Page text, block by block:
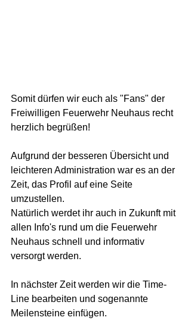
Somit dürfen wir euch als "Fans" der
Freiwilligen Feuerwehr Neuhaus recht
herzlich begrüßen!
Aufgrund der besseren Übersicht und
leichteren Administration war es an der
Zeit, das Profil auf eine Seite
umzustellen.
Natürlich werdet ihr auch in Zukunft mit
allen Info's rund um die Feuerwehr
Neuhaus schnell und informativ
versorgt werden.
In nächster Zeit werden wir die Time-
Line bearbeiten und sogenannte
Meilensteine einfügen.